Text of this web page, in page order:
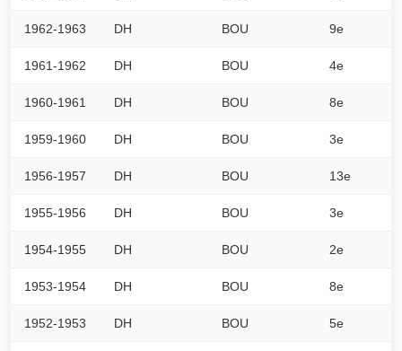
1962-1963 DH BOU 9e
1961-1962 DH BOU 4e
1960-1961 DH BOU 8e
1959-1960 DH BOU 3e
1956-1957 DH BOU 13e
1955-1956 DH BOU 3e
1954-1955 DH BOU 2e
1953-1954 DH BOU 8e
1952-1953 DH BOU 5e